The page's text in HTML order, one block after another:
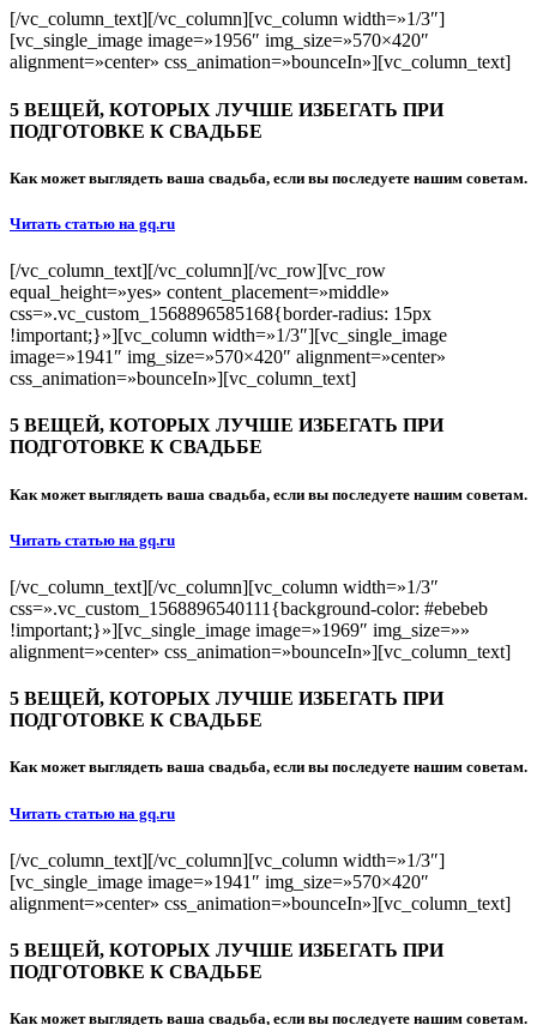
[/vc_column_text][/vc_column][vc_column width=»1/3″]
[vc_single_image image=»1956″ img_size=»570×420″
alignment=»center» css_animation=»bounceIn»][vc_column_text]
5 ВЕЩЕЙ, КОТОРЫХ ЛУЧШЕ ИЗБЕГАТЬ ПРИ
ПОДГОТОВКЕ К СВАДЬБЕ
Как может выглядеть ваша свадьба, если вы последуете нашим советам.
Читать статью на gq.ru
[/vc_column_text][/vc_column][/vc_row][vc_row
equal_height=»yes» content_placement=»middle»
css=».vc_custom_1568896585168{border-radius: 15px
!important;}»][vc_column width=»1/3″][vc_single_image
image=»1941″ img_size=»570×420″ alignment=»center»
css_animation=»bounceIn»][vc_column_text]
5 ВЕЩЕЙ, КОТОРЫХ ЛУЧШЕ ИЗБЕГАТЬ ПРИ
ПОДГОТОВКЕ К СВАДЬБЕ
Как может выглядеть ваша свадьба, если вы последуете нашим советам.
Читать статью на gq.ru
[/vc_column_text][/vc_column][vc_column width=»1/3″
css=».vc_custom_1568896540111{background-color: #ebebeb
!important;}»][vc_single_image image=»1969″ img_size=»»
alignment=»center» css_animation=»bounceIn»][vc_column_text]
5 ВЕЩЕЙ, КОТОРЫХ ЛУЧШЕ ИЗБЕГАТЬ ПРИ
ПОДГОТОВКЕ К СВАДЬБЕ
Как может выглядеть ваша свадьба, если вы последуете нашим советам.
Читать статью на gq.ru
[/vc_column_text][/vc_column][vc_column width=»1/3″]
[vc_single_image image=»1941″ img_size=»570×420″
alignment=»center» css_animation=»bounceIn»][vc_column_text]
5 ВЕЩЕЙ, КОТОРЫХ ЛУЧШЕ ИЗБЕГАТЬ ПРИ
ПОДГОТОВКЕ К СВАДЬБЕ
Как может выглядеть ваша свадьба, если вы последуете нашим советам.